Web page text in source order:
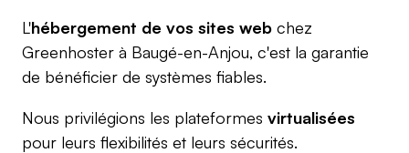
L'hébergement de vos sites web chez
Greenhoster à Baugé-en-Anjou, c'est la garantie
de bénéficier de systèmes fiables.
Nous privilégions les plateformes virtualisées
pour leurs flexibilités et leurs sécurités.